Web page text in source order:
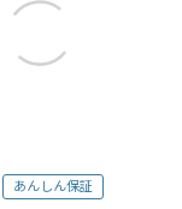
あんしん保証